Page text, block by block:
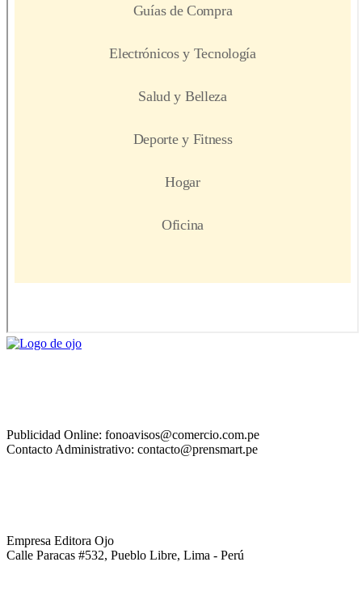
Publicidad Online: fonoavisos@comercio.com.pe
Contacto Administrativo: contacto@prensmart.pe
Empresa Editora Ojo
Calle Paracas #532, Pueblo Libre, Lima - Perú